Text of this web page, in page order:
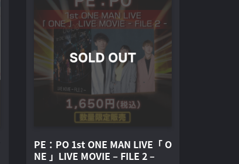
PE：PO 1st ONE MAN LIVE「 O
NE 」LIVE MOVIE – FILE 2 –